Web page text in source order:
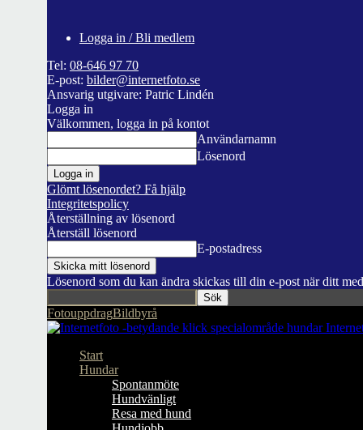
Logga in / Bli medlem
Tel: 08-646 97 70
E-post: bilder@internetfoto.se
Ansvarig utgivare: Patric Lindén
Logga in
Välkommen, logga in på kontot
Användarnamn
Lösenord
Glömt lösenordet? Få hjälp
Integritetspolicy
Återställning av lösenord
Återställ lösenord
E-postadress
Lösenord som du kan ändra skickas till din e-post när ditt
FotouppdragBildbyrå
Start
Hundar
Spontanmöte
Hundvänligt
Resa med hund